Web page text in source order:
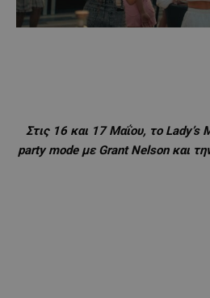
Στις 16 και 17 Μαΐου, το Lady’s
party mode με Grant Nelson και